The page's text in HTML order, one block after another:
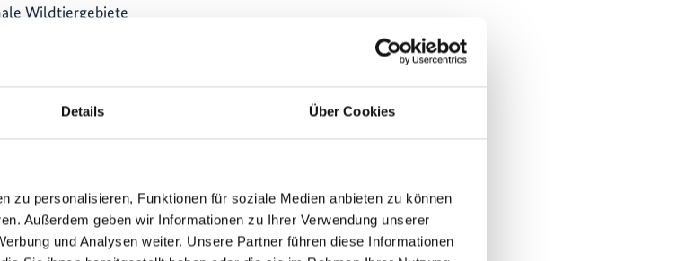
Details Über Cookies
zu personalisieren, Funktionen für soziale Medien anbieten zu können
Außerdem geben wir Informationen zu Ihrer Verwendung unserer
und Analysen weiter. Unsere Partner führen diese Informationen
Wildtiergebiete
lokaler
Feuchtgebiete
der CRF
gesichtet.